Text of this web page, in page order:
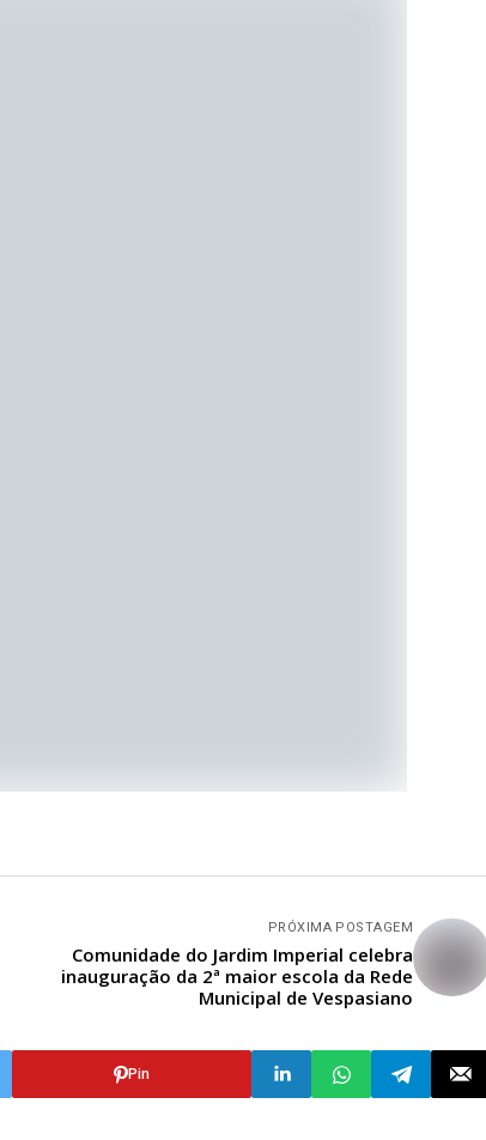
PRÓXIMA POSTAGEM
Comunidade do Jardim Imperial celebra
inauguração da 2ª maior escola da Rede
Municipal de Vespasiano
Pin